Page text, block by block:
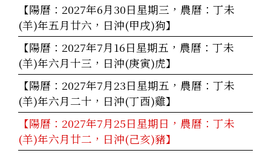
【陽曆：2027年6月30日星期三，農曆：丁未
(羊)年五月廿六，日沖(甲戌)狗】
【陽曆：2027年7月16日星期五，農曆：丁未
(羊)年六月十三，日沖(庚寅)虎】
【陽曆：2027年7月23日星期五，農曆：丁未
(羊)年六月二十，日沖(丁酉)雞】
【陽曆：2027年7月25日星期日，農曆：丁未
(羊)年六月廿二，日沖(己亥)豬】